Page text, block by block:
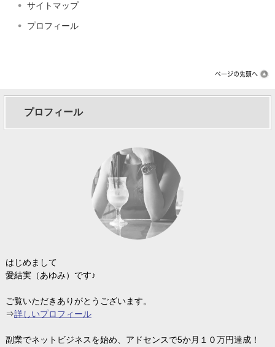
サイトマップ
プロフィール
プロフィール
はじめまして
愛結実（あゆみ）です♪
ご覧いただきありがとうございます。
⇒詳しいプロフィール
副業でネットビジネスを始め、アドセンスで5か月１０万円達成！